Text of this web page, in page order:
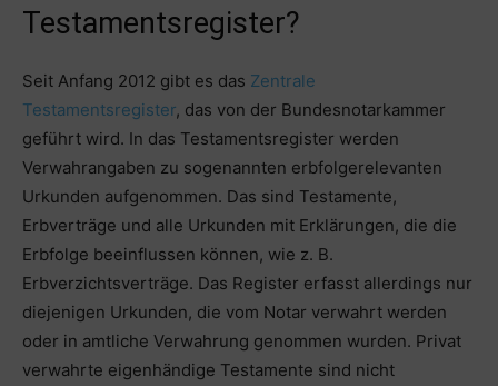
Testamentsregister?
Seit Anfang 2012 gibt es das Zentrale
Testamentsregister, das von der Bundesnotarkammer
geführt wird. In das Testamentsregister werden
Verwahrangaben zu sogenannten erbfolgerelevanten
Urkunden aufgenommen. Das sind Testamente,
Erbverträge und alle Urkunden mit Erklärungen, die die
Erbfolge beeinflussen können, wie z. B.
Erbverzichtsverträge. Das Register erfasst allerdings nur
diejenigen Urkunden, die vom Notar verwahrt werden
oder in amtliche Verwahrung genommen wurden. Privat
verwahrte eigenhändige Testamente sind nicht